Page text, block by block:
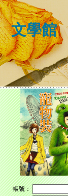
文學館
帳號：